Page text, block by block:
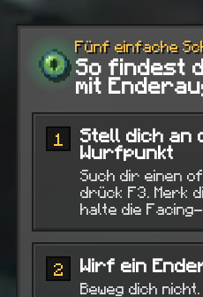
Fünf einfache
So findest
mit
1 Stell dich an
Wurfpunkt
Such dir einen
drück F3. Merk
halte die Facing-
2 Wirf ein
Beweg dich